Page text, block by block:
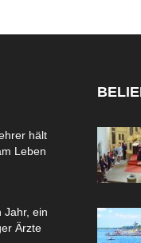
hält
Leben
Jahr, ein
Ärzte